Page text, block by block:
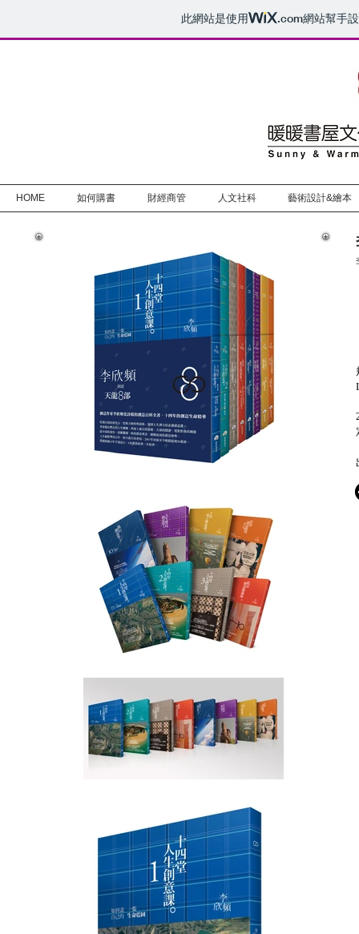
此網站是使用 .com網站幫手
HOME 如何購書 財經商管 人文社科 藝術設計&繪本